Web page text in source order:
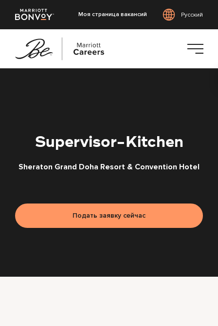
Моя страница вакансий Русский
Supervisor-Kitchen
Sheraton Grand Doha Resort & Convention Hotel
Подать заявку сейчас